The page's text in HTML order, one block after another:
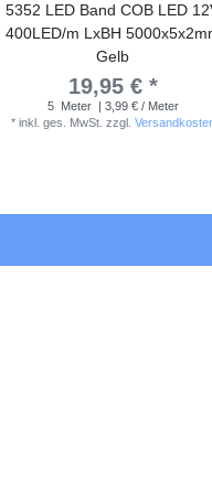
5352 LED Band COB LED
400LED/m LxBH
Gelb
19,95 € *
5 Meter | 3,99 € / Meter
* inkl. ges. MwSt. zzgl.